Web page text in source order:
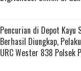
Pencurian di Depot Kayu
Berhasil Diungkap,
URC Wester 838 Polsek